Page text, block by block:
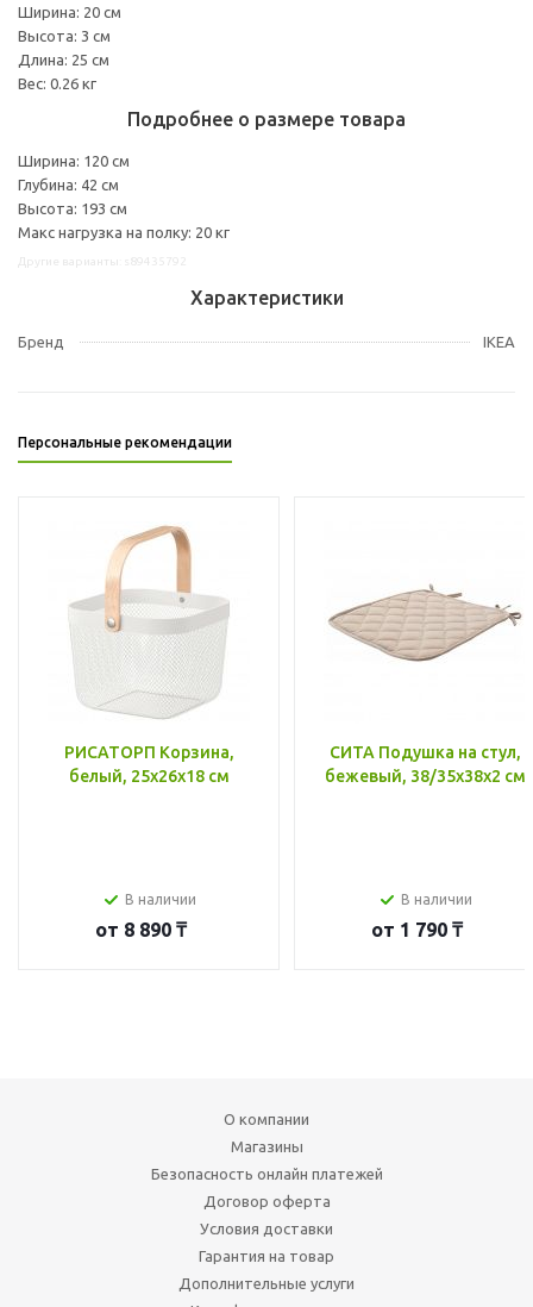
Ширина: 20 см
Высота: 3 см
Длина: 25 см
Вес: 0.26 кг
Подробнее о размере товара
Ширина: 120 см
Глубина: 42 см
Высота: 193 см
Макс нагрузка на полку: 20 кг
Характеристики
Бренд IKEA
Персональные рекомендации
РИСАТОРП Корзина,
белый, 25x26x18 см
В наличии
от 8 890 ₸
СИТА Подушка на стул,
бежевый, 38/35x38x2 см
В наличии
от 1 790 ₸
О компании
Магазины
Безопасность онлайн платежей
Договор оферта
Условия доставки
Гарантия на товар
Дополнительные услуги